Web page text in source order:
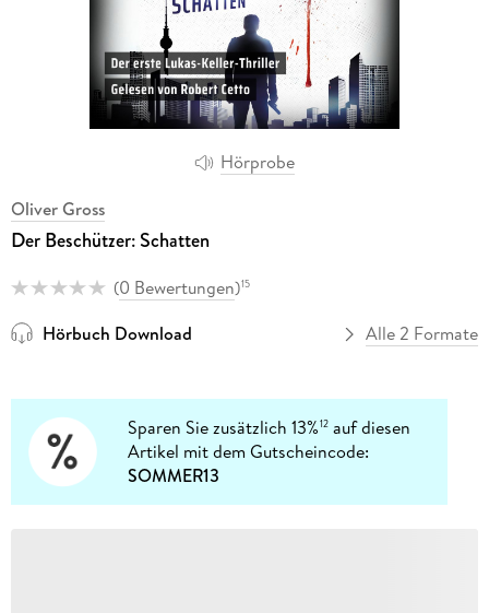
Hörprobe
Oliver Gross
Der Beschützer: Schatten
(0 Bewertungen)15
Hörbuch Download Alle 2 Formate
Sparen Sie zusätzlich 13%12 auf diesen
Artikel mit dem Gutscheincode:
SOMMER13